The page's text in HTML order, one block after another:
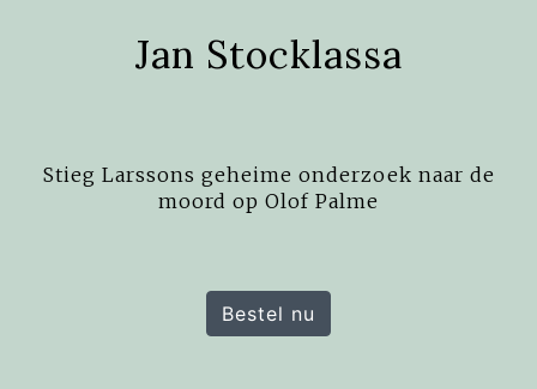
Jan Stocklassa
Stieg Larssons geheime onderzoek naar de
moord op Olof Palme
Bestel nu